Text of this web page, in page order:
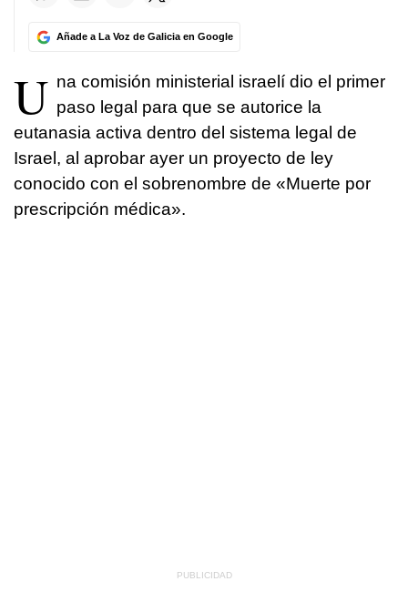
Añade a La Voz de Galicia en Google
U na comisión ministerial israelí dio el primer
paso legal para que se autorice la
eutanasia activa dentro del sistema legal de
Israel, al aprobar ayer un proyecto de ley
conocido con el sobrenombre de «Muerte por
prescripción médica».